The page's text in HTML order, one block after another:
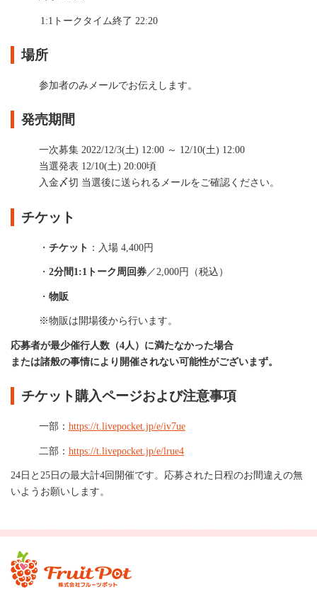
1:1トークタイム終了 22:20
場所
参加者のみメールでお伝えします。
発売期間
一次募集 2022/12/3(土) 12:00 ～ 12/10(土) 12:00
当選発表 12/10(土) 20:00頃
入金〆切 当選後に送られるメールをご確認ください。
チケット
・ チケット ：入場 4,400円
・ 2分間1:1トーク周回券／2,000円（税込）
・ 物販
※物販は開場後から行います。
応募者が最少催行人数（4人）に満たなかった場合
または諸般の事情により開催されない可能性がございまず。
チケット購入ページおよび注意事項
一部： https://t.livepocket.jp/e/iv7ue
二部： https://t.livepocket.jp/e/lrue4
24日と25日の最大計4回開催です。応募された日程のお間違えの無
いようお願いします。